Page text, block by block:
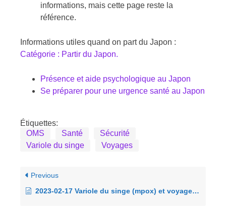
informations, mais cette page reste la
référence.
Informations utiles quand on part du Japon :
Catégorie : Partir du Japon.
Présence et aide psychologique au Japon
Se préparer pour une urgence santé au Japon
Étiquettes:
OMS
Santé
Sécurité
Variole du singe
Voyages
Previous
2023-02-17 Variole du singe (mpox) et voyages à l’étranger (19ᵉ publication)